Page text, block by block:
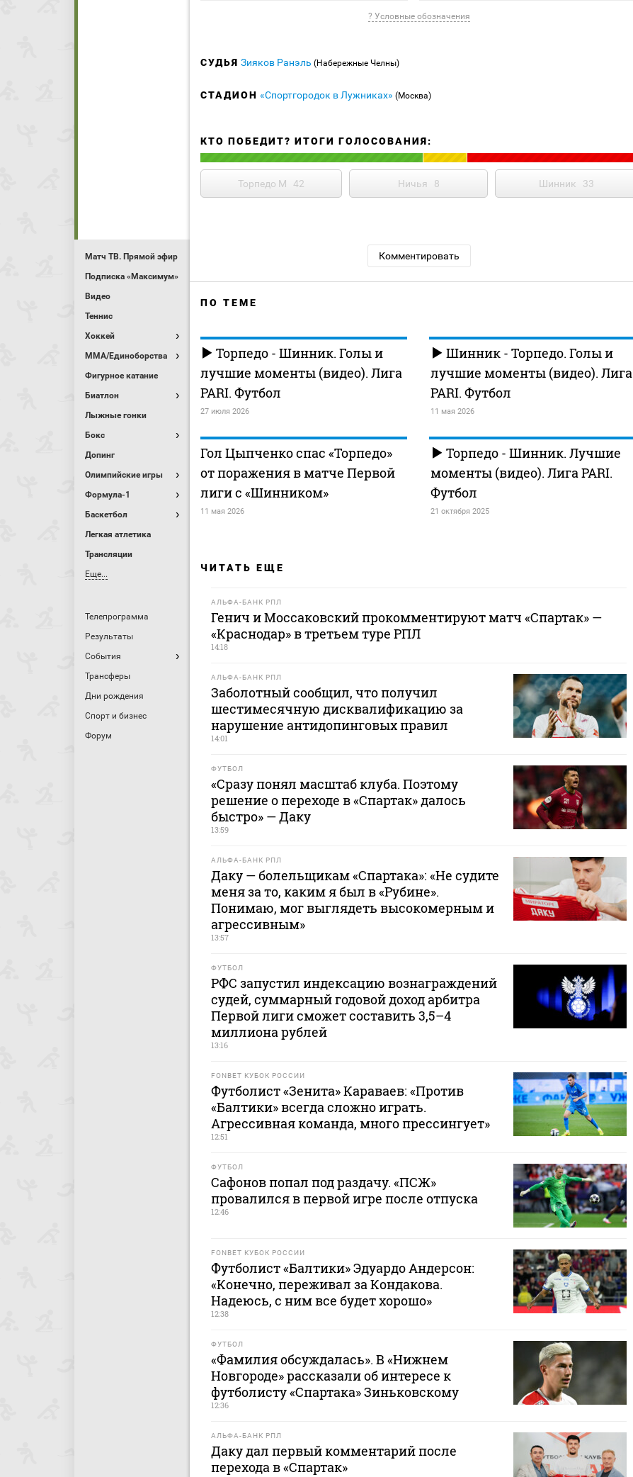
Матч ТВ. Прямой эфир
Подписка «Максимум»
Видео
Теннис
Хоккей
MMA/Единоборства
Фигурное катание
Биатлон
Лыжные гонки
Бокс
Допинг
Олимпийские игры
Формула-1
Баскетбол
Легкая атлетика
Трансляции
Еще...
Телепрограмма
Результаты
События
Трансферы
Дни рождения
Спорт и бизнес
Форум
? Условные обозначения
СУДЬЯ Зияков Ранэль (Набережные Челны)
СТАДИОН «Спортгородок в Лужниках» (Москва)
КТО ПОБЕДИТ? ИТОГИ ГОЛОСОВАНИЯ:
Торпедо М 42 Ничья 8 Шинник 33
Комментировать
ПО ТЕМЕ
Торпедо - Шинник. Голы и
лучшие моменты (видео). Лига
PARI. Футбол
27 июля 2026
Шинник - Торпедо. Голы и
лучшие моменты (видео). Лига
PARI. Футбол
11 мая 2026
Гол Цыпченко спас «Торпедо»
от поражения в матче Первой
лиги с «Шинником»
11 мая 2026
Торпедо - Шинник. Лучшие
моменты (видео). Лига PARI.
Футбол
21 октября 2025
ЧИТАТЬ ЕЩЕ
АЛЬФА-БАНК РПЛ
Генич и Моссаковский прокомментируют матч «Спартак» —
«Краснодар» в третьем туре РПЛ
14:18
АЛЬФА-БАНК РПЛ
Заболотный сообщил, что получил
шестимесячную дисквалификацию за
нарушение антидопинговых правил
14:01
ФУТБОЛ
«Сразу понял масштаб клуба. Поэтому
решение о переходе в «Спартак» далось
быстро» — Даку
13:59
АЛЬФА-БАНК РПЛ
Даку — болельщикам «Спартака»: «Не судите
меня за то, каким я был в «Рубине».
Понимаю, мог выглядеть высокомерным и
агрессивным»
13:57
ФУТБОЛ
РФС запустил индексацию вознаграждений
судей, суммарный годовой доход арбитра
Первой лиги сможет составить 3,5–4
миллиона рублей
13:16
FONBET КУБОК РОССИИ
Футболист «Зенита» Караваев: «Против
«Балтики» всегда сложно играть.
Агрессивная команда, много прессингует»
12:51
ФУТБОЛ
Сафонов попал под раздачу. «ПСЖ»
провалился в первой игре после отпуска
12:46
FONBET КУБОК РОССИИ
Футболист «Балтики» Эдуардо Андерсон:
«Конечно, переживал за Кондакова.
Надеюсь, с ним все будет хорошо»
12:38
ФУТБОЛ
«Фамилия обсуждалась». В «Нижнем
Новгороде» рассказали об интересе к
футболисту «Спартака» Зиньковскому
12:36
АЛЬФА-БАНК РПЛ
Даку дал первый комментарий после
перехода в «Спартак»